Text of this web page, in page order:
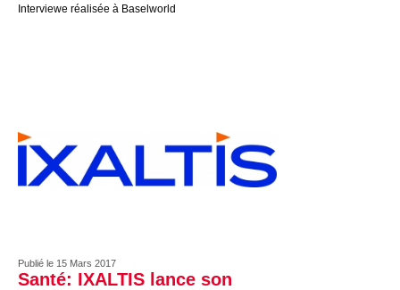
Interviewe réalisée à Baselworld
Publié le 15 Mars 2017
Santé: IXALTIS lance son